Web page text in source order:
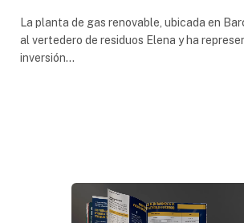
La planta de gas renovable, ubicada en
al vertedero de residuos Elena y ha
inversión…